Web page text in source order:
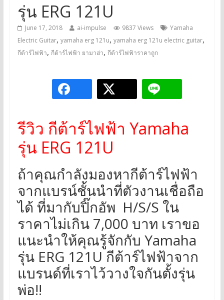
รุ่น ERG 121U
June 17, 2018 ai-impulse 9837 Views
Yamaha
Electric Guitar, yamaha erg 121u, yamaha erg 121u electric guitar,
กีต้าร์ไฟฟ้า, กีต้าร์ไฟฟ้า ยามาฮ่า, กีต้าร์ไฟฟ้าราคาถูก
รีวิว กีต้าร์ไฟฟ้า Yamaha
รุ่น ERG 121U
ถ้าคุณกำลังมองหากีต้าร์ไฟฟ้า
จากแบรน์ชั้นนำที่ตัวงานเชื่อถือ
ได้ ที่มากับปิ๊กอัพ H/S/S ใน
ราคาไม่เกิน 7,000 บาท เราขอ
แนะนำให้คุณรู้จักกับ Yamaha
รุ่น ERG 121U กีต้าร์ไฟฟ้าจาก
แบรนด์ที่เราไว้วางใจกันตั้งรุ่น
พ่อ!!